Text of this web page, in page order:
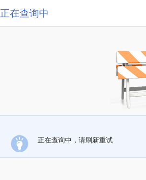
正在查询中
正在查询中，请刷新重试